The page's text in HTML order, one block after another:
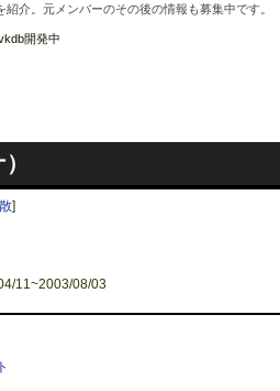
介。元メンバーのその後の情報も募集中です。
開発中
]
11~2003/08/03